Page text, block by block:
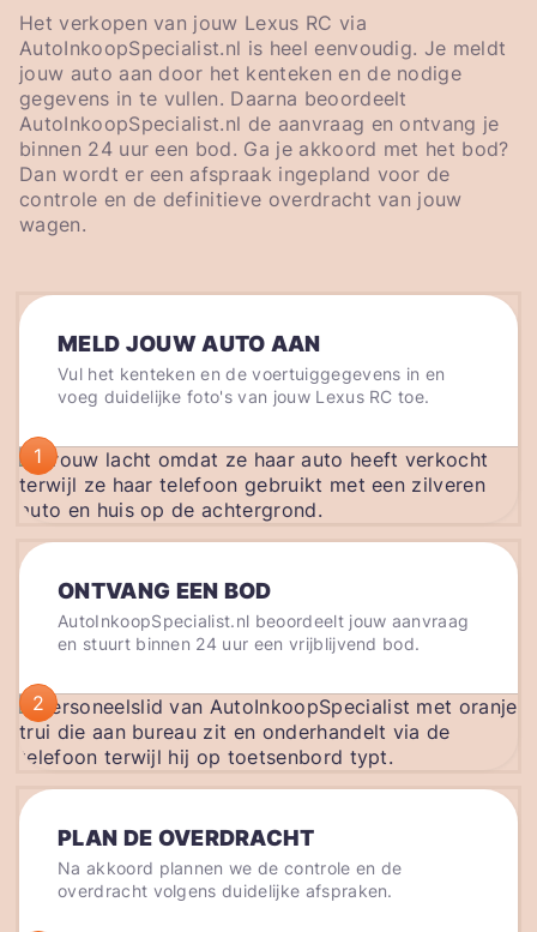
Het verkopen van jouw Lexus RC via
AutoInkoopSpecialist.nl is heel eenvoudig. Je meldt
jouw auto aan door het kenteken en de nodige
gegevens in te vullen. Daarna beoordeelt
AutoInkoopSpecialist.nl de aanvraag en ontvang je
binnen 24 uur een bod. Ga je akkoord met het bod?
Dan wordt er een afspraak ingepland voor de
controle en de definitieve overdracht van jouw
wagen.
MELD JOUW AUTO AAN
Vul het kenteken en de voertuiggegevens in en
voeg duidelijke foto's van jouw Lexus RC toe.
1
ONTVANG EEN BOD
AutoInkoopSpecialist.nl beoordeelt jouw aanvraag
en stuurt binnen 24 uur een vrijblijvend bod.
2
PLAN DE OVERDRACHT
Na akkoord plannen we de controle en de
overdracht volgens duidelijke afspraken.